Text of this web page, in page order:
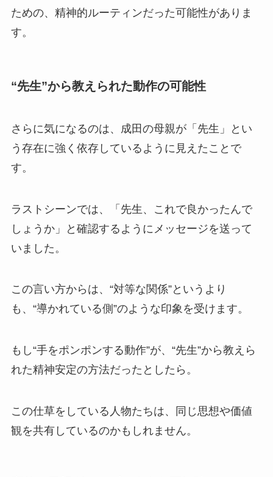
ための、精神的ルーティンだった可能性がありま
す。
“先生”から教えられた動作の可能性
さらに気になるのは、成田の母親が「先生」とい
う存在に強く依存しているように見えたことで
す。
ラストシーンでは、「先生、これで良かったんで
しょうか」と確認するようにメッセージを送って
いました。
この言い方からは、“対等な関係”というより
も、“導かれている側”のような印象を受けます。
もし“手をポンポンする動作”が、“先生”から教えら
れた精神安定の方法だったとしたら。
この仕草をしている人物たちは、同じ思想や価値
観を共有しているのかもしれません。